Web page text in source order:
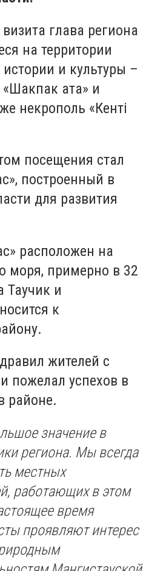
глава региона
на территории
и культуры –
ата» и
некрополь «Кентi
посещения стал
построенный в
для развития
расположен на
моря, примерно в 32
Таучик и
к
жителей с
пожелал успехов в
районе.
значение в
региона. Мы всегда
местных
работающих в этом
время
проявляют интерес